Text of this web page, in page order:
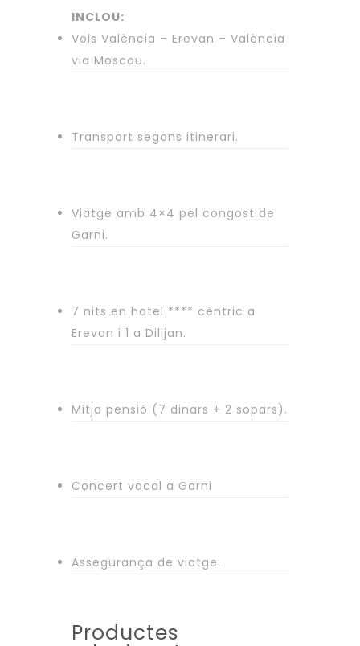
INCLOU:
Vols València – Erevan – València
via Moscou.
Transport segons itinerari.
Viatge amb 4×4 pel congost de
Garni.
7 nits en hotel **** cèntric a
Erevan i 1 a Dilijan.
Mitja pensió (7 dinars + 2 sopars).
Concert vocal a Garni
Assegurança de viatge.
Productes